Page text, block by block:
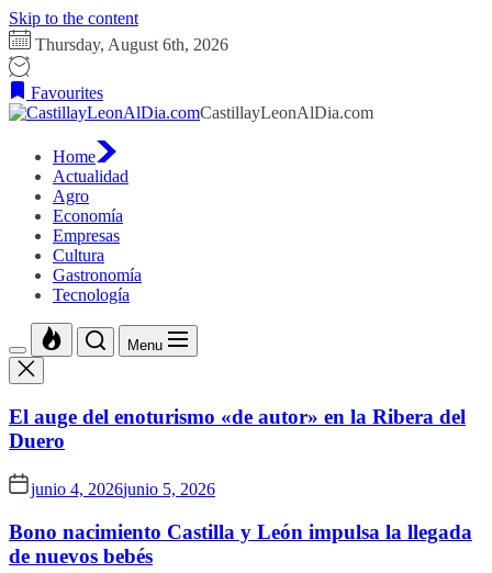
Skip to the content
Thursday, August 6th, 2026
Favourites
CastillayLeonAlDia.com
Home
Actualidad
Agro
Economía
Empresas
Cultura
Gastronomía
Tecnología
Menu
El auge del enoturismo «de autor» en la Ribera del
Duero
junio 4, 2026junio 5, 2026
Bono nacimiento Castilla y León impulsa la llegada
de nuevos bebés